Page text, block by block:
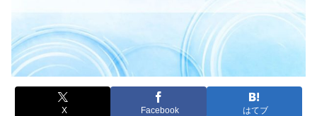
X Facebook はてブ